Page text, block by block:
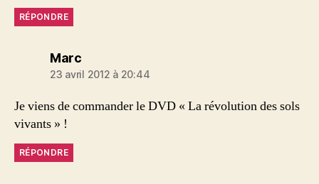
RÉPONDRE
Marcdit :
23 avril 2012 à 20:44
Je viens de commander le DVD « La révolution des sols
vivants » !
RÉPONDRE